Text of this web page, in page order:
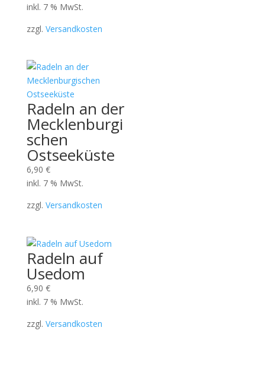
inkl. 7 % MwSt.
zzgl. Versandkosten
Radeln an der
Mecklenburgi
schen
Ostseeküste
6,90 €
inkl. 7 % MwSt.
zzgl. Versandkosten
Radeln auf
Usedom
6,90 €
inkl. 7 % MwSt.
zzgl. Versandkosten